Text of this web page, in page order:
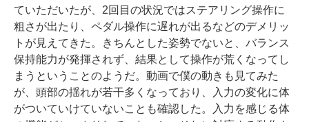
ていただいたが、2回目の状況ではステアリング操作に
粗さが出たり、ペダル操作に遅れが出るなどのデメリッ
トが見えてきた。きちんとした姿勢でないと、バランス
保持能力が発揮されず、結果として操作が荒くなってし
まうということのようだ。動画で僕の動きも見てみた
が、頭部の揺れが若干多くなっており、入力の変化に体
がついていけていないことも確認した。入力を感じる体